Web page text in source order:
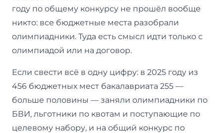
году по общему конкурсу не прошёл вообще
никто: все бюджетные места разобрали
олимпиадники. Туда есть смысл идти только с
олимпиадой или на договор.
Если свести всё в одну цифру: в 2025 году из
456 бюджетных мест бакалавриата 255 —
больше половины — заняли олимпиадники по
БВИ, льготники по квотам и поступающие по
целевому набору, и на общий конкурс по